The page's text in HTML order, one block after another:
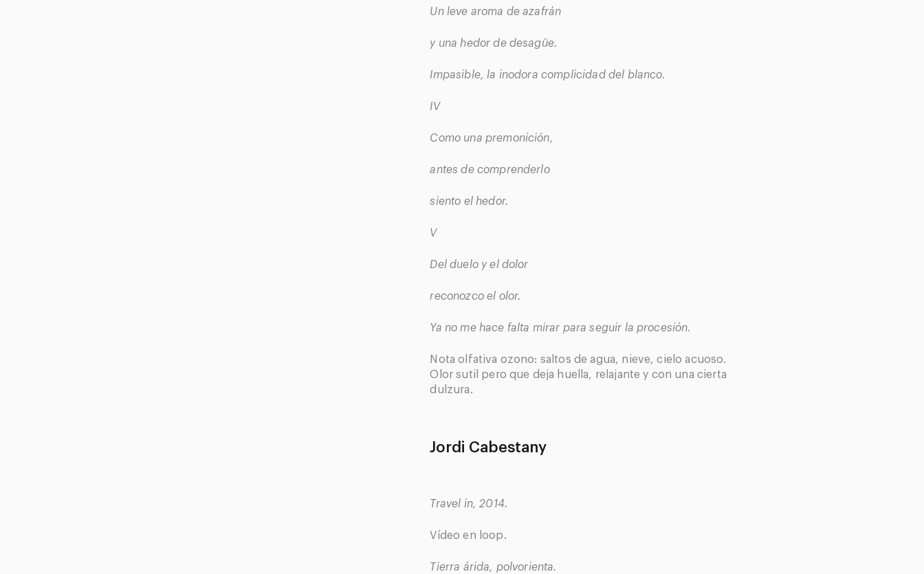
Un leve aroma de azafrán
y una hedor de desagüe.
Impasible, la inodora complicidad del blanco.
IV
Como una premonición,
antes de comprenderlo
siento el hedor.
V
Del duelo y el dolor
reconozco el olor.
Ya no me hace falta mirar para seguir la procesión.
Nota olfativa ozono: saltos de agua, nieve, cielo acuoso.
Olor sutil pero que deja huella, relajante y con una cierta
dulzura.
Jordi Cabestany
Travel in, 2014.
Vídeo en loop.
Tierra árida, polvorienta.